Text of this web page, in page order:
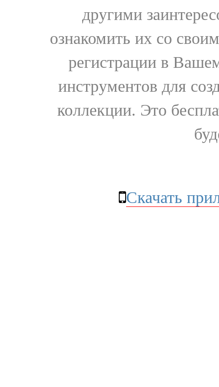
другими
ознакомить их со
регистрации в
инструментов для
коллекции. Это
Скачать